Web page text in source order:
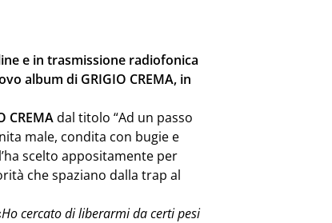
e in trasmissione radiofonica
album di GRIGIO CREMA, in
CREMAdal titolo “Ad un passo
male, condita con bugie e
scelto appositamente per
che spaziano dalla trap al
Ho cercato di liberarmi da certi pesi